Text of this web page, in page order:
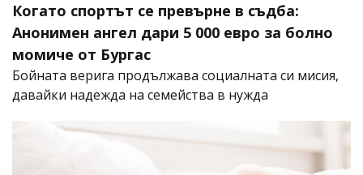
Когато спортът се превърне в съдба:
Анонимен ангел дари 5 000 евро за болно
момиче от Бургас
Бойната верига продължава социалната си мисия,
давайки надежда на семейства в нужда